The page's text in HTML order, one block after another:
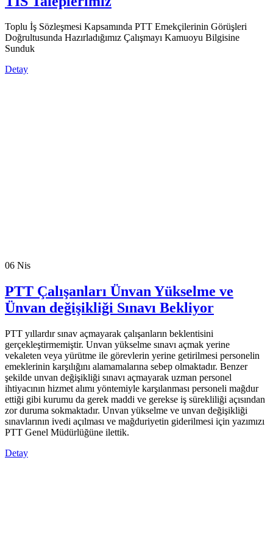
Toplu İş Sözleşmesi Kapsamında PTT Emekçilerinin Görüşleri
Doğrultusunda Hazırladığımız Çalışmayı Kamuoyu Bilgisine
Sunduk
Detay
06 Nis
PTT Çalışanları Ünvan Yükselme ve
Ünvan değişikliği Sınavı Bekliyor
PTT yıllardır sınav açmayarak çalışanların beklentisini
gerçekleştirmemiştir. Unvan yükselme sınavı açmak yerine
vekaleten veya yürütme ile görevlerin yerine getirilmesi personelin
emeklerinin karşılığını alamamalarına sebep olmaktadır. Benzer
şekilde unvan değişikliği sınavı açmayarak uzman personel
ihtiyacının hizmet alımı yöntemiyle karşılanması personeli mağdur
ettiği gibi kurumu da gerek maddi ve gerekse iş sürekliliği açısından
zor duruma sokmaktadır. Unvan yükselme ve unvan değişikliği
sınavlarının ivedi açılması ve mağduriyetin giderilmesi için yazımızı
PTT Genel Müdürlüğüne ilettik.
Detay